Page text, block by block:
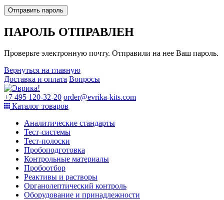
Отправить пароль
ПАРОЛЬ ОТПРАВЛЕН
Проверьте электронную почту. Отправили на нее Ваш пароль.
Вернуться на главную
Доставка и оплата Вопросы
+7 495 120-32-20 order@evrika-kits.com
Каталог товаров
Аналитические стандарты
Тест-системы
Тест-полоски
Пробоподготовка
Контрольные материалы
Пробоотбор
Реактивы и растворы
Органолептический контроль
Оборудование и принадлежности